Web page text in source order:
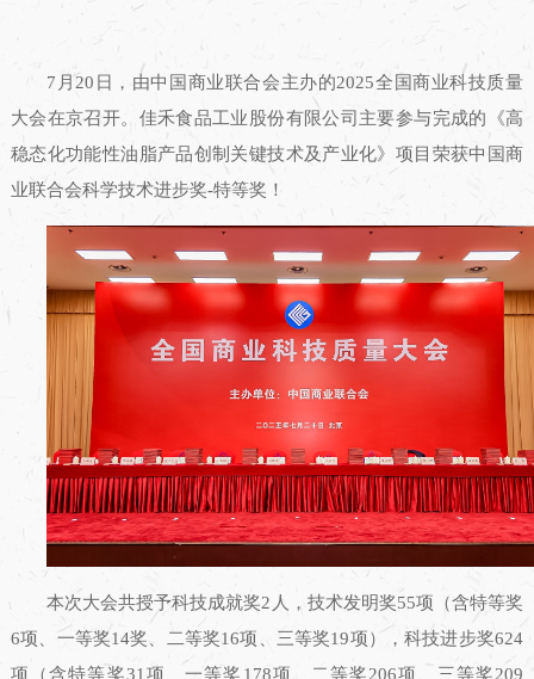
7月20日，由中国商业联合会主办的2025全国商业科技质量
大会在京召开。佳禾食品工业股份有限公司主要参与完成的《高
稳态化功能性油脂产品创制关键技术及产业化》项目荣获中国商
业联合会科学技术进步奖-特等奖！
本次大会共授予科技成就奖2人，技术发明奖55项（含特等奖
6项、一等奖14奖、二等奖16项、三等奖19项），科技进步奖624
项（含特等奖31项、一等奖178项、二等奖206项、三等奖209